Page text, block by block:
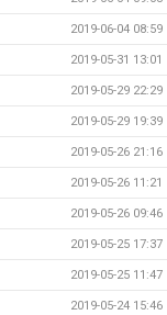
2019-06-04 08:59
2019-05-31 13:01
2019-05-29 22:29
2019-05-29 19:39
2019-05-26 21:16
2019-05-26 11:21
2019-05-26 09:46
2019-05-25 17:37
2019-05-25 11:47
2019-05-24 15:46